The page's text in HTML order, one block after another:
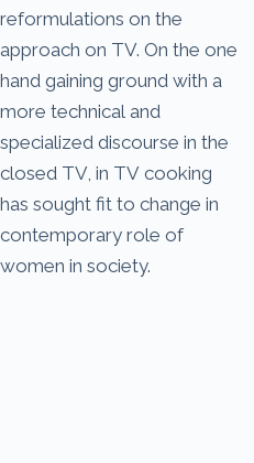
reformulations on the
approach on TV. On the one
hand gaining ground with a
more technical and
specialized discourse in the
closed TV, in TV cooking
has sought fit to change in
contemporary role of
women in society.